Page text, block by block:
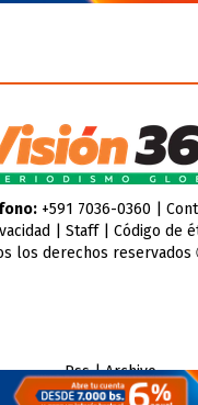
+591 7036-0360 |
Staff| Código de
los derechos
Rss|Archivo
CMS para mediosby